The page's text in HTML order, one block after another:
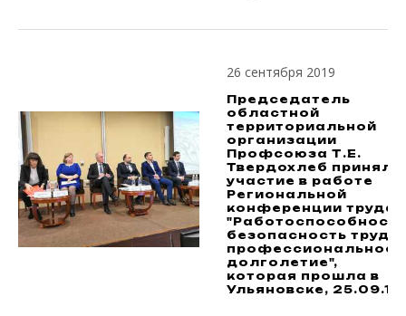
26 сентября 2019
Председатель
областной
территориальной
организации
Профсоюза Т.Е.
Твердохлеб приняла
участие в работе
Региональной
конференции труда
безопасность труда,
профессиональное
долголетие",
которая прошла в
Ульяновске, 25.09.19